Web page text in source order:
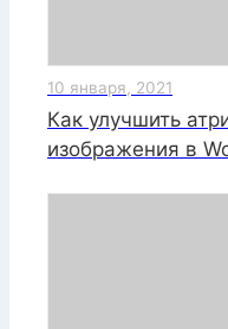
10 января, 2021
Как улучшить
изображения в